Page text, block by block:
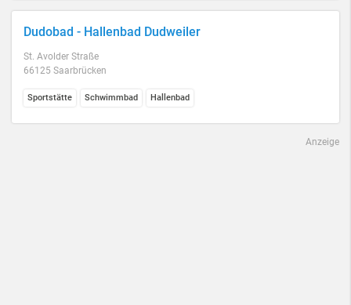
Dudobad - Hallenbad Dudweiler
St. Avolder Straße
66125 Saarbrücken
Sportstätte Schwimmbad Hallenbad
Anzeige